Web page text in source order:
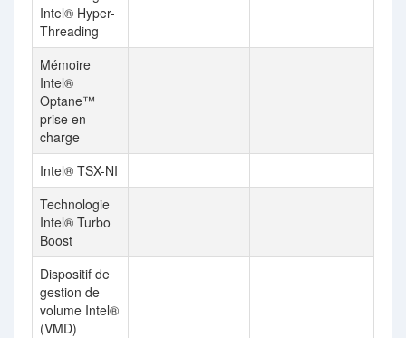
Intel® Hyper-
Threading
Mémoire
Intel®
Optane™
prise en
charge
Intel® TSX-NI
Technologie
Intel® Turbo
Boost
Dispositif de
gestion de
volume Intel®
(VMD)